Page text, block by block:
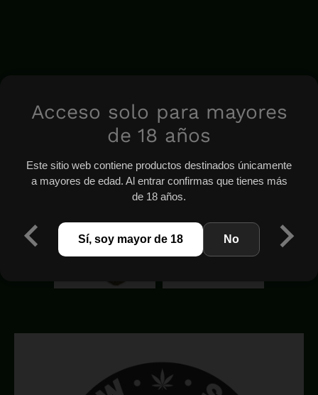
Acceso solo para mayores
de 18 años
Este sitio web contiene productos destinados únicamente
a mayores de edad. Al entrar confirmas que tienes más
de 18 años.
Sí, soy mayor de 18 No